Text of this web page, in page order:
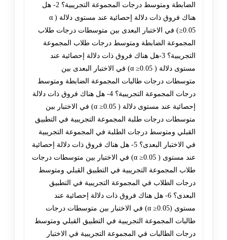
الضابطة ومتوسط درجات المجموعة التجريبية؟ 2- هل
هناك فروق ذات دلالة إحصائية عند مستوى دلالة ( α
≥0.05) في الاختبار البعدى بين متوسطات درجات طلاب
المجموعة الضابطة ومتوسط درجات طلاب المجموعة
التجريبية؟ 3-هل هناك فروق ذات دلالة إحصائية عند
مستوى دلالة ( α ≥0.05) في الاختبار البعدى بين
متوسطات درجات طالبات المجموعة الضابطة ومتوسط
درجات المجموعة التجريبية؟ 4- هل هناك فروق ذات دلالة
إحصائية عند مستوى دلالة ( α ≥0.05) في الاختبار بين
متوسطات درجات طلبة المجموعة التجريبية في التطبيق
القبلي ومتوسط درجات الطلبة في المجموعة التجريبية
في الاختبار البعدى؟ 5- هل هناك فروق ذات دلالة إحصائية
عند مستوى ( α ≥0.05) في الاختبار بين متوسطات درجات
طلاب المجموعة التجريبية في التطبيق القبلي ومتوسط
درجات الطلاب في المجموعة التجريبية في التطبيق
البعدى؟ 6- هل هناك فروق ذات دلالة إحصائية عند
مستوى (α ≥0.05) في الاختبار بين متوسطات درجات
طالبات المجموعة التجريبية في التطبيق القبلي ومتوسط
درجات الطالبات في المجموعة التجريبية في الاختبار